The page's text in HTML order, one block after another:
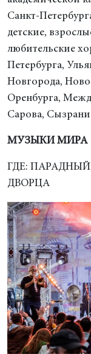
Санкт-
детские,
любительские
Петербурга,
Новгорода,
Оренбурга,
Сарова,
МУЗЫКИ МИРА
ГДЕ:
ДВОРЦА